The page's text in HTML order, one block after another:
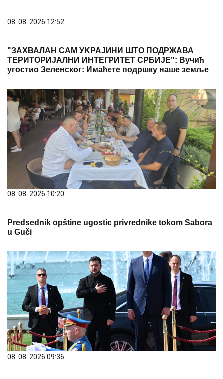
08. 08. 2026 12:52
"ЗАХВАЛАН САМ УKРАЈИНИ ШТО ПОДРЖАВА
ТЕРИТОРИЈАЛНИ ИНТЕГРИТЕТ СРБИЈЕ": Вучић
угостио Зеленског: Имаћете подршку наше земље
08. 08. 2026 10:20
Predsednik opštine ugostio privrednike tokom Sabora
u Guči
08. 08. 2026 09:36